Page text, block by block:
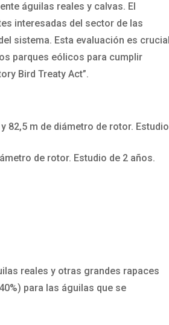
águilas reales y calvas. El
interesadas del sector de las
sistema. Esta evaluación es crucial
parques eólicos para cumplir
Bird Treaty Act”.
82,5 m de diámetro de rotor. Estudio
de rotor. Estudio de 2 años.
reales y otras grandes rapaces
para las águilas que se